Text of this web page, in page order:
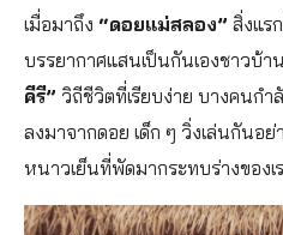
เมื่อมาถึง “ดอยแม่สลอง” สิ่งแร
บรรยากาศแสนเป็นกันเองชาวบ้า
คีรี” วิถีชีวิตที่เรียบง่าย บางคนกำ
ลงมาจากดอย เด็ก ๆ วิ่งเล่นกันอ
หนาวเย็นที่พัดมากระทบร่างของเ